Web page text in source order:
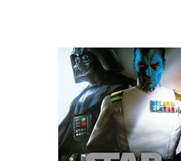
Star Wars - Thrawn.
Spojenectví
Timothy Zahn